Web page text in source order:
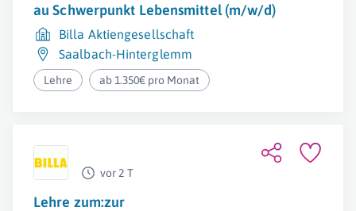
au Schwerpunkt Lebensmittel (m/w/d)
Billa Aktiengesellschaft
Saalbach-Hinterglemm
Lehre ab 1.350€ pro Monat
vor 2 T
Lehre zum:zur